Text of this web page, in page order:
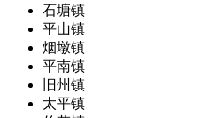
石塘镇
平山镇
烟墩镇
平南镇
旧州镇
太平镇